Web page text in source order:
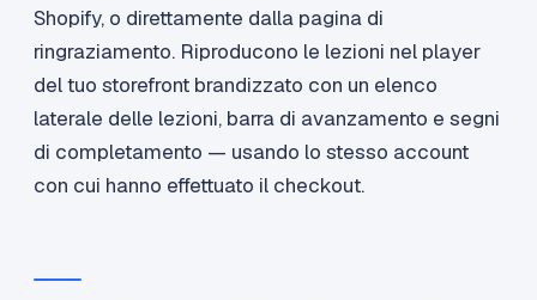
Shopify, o direttamente dalla pagina di
ringraziamento. Riproducono le lezioni nel player
del tuo storefront brandizzato con un elenco
laterale delle lezioni, barra di avanzamento e segni
di completamento — usando lo stesso account
con cui hanno effettuato il checkout.